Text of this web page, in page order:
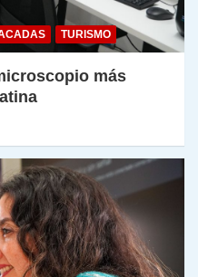
TURISMO
más